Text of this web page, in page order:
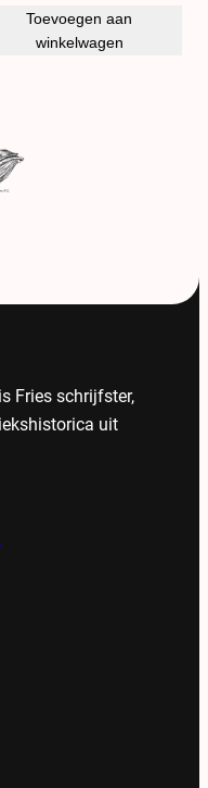
Toevoegen aan
winkelwagen
Fries schrijfster,
uit